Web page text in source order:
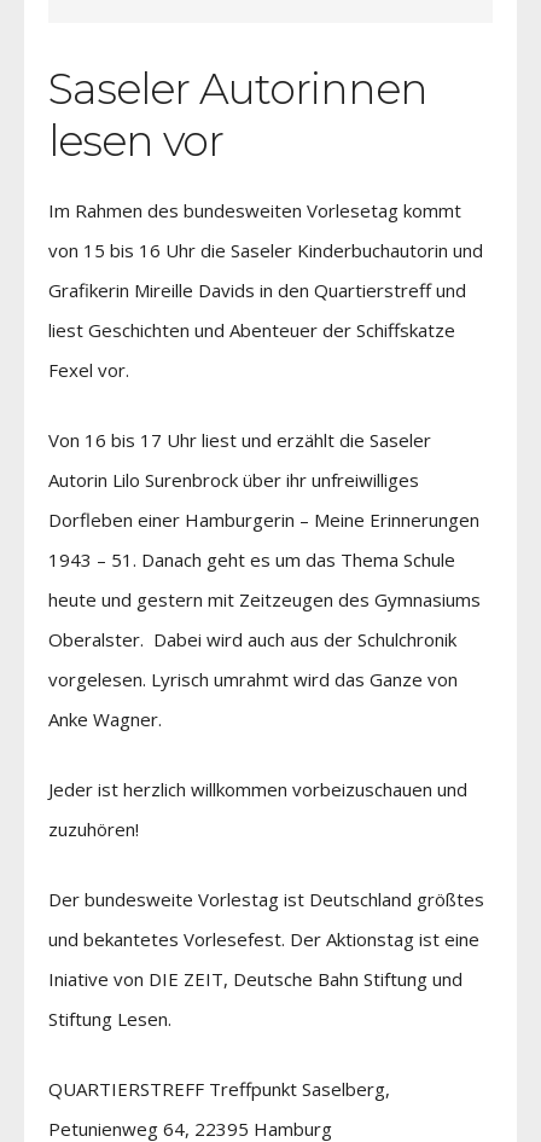
Saseler Autorinnen
lesen vor
Im Rahmen des bundesweiten Vorlesetag kommt
von 15 bis 16 Uhr die Saseler Kinderbuchautorin und
Grafikerin Mireille Davids in den Quartierstreff und
liest Geschichten und Abenteuer der Schiffskatze
Fexel vor.
Von 16 bis 17 Uhr liest und erzählt die Saseler
Autorin Lilo Surenbrock über ihr unfreiwilliges
Dorfleben einer Hamburgerin – Meine Erinnerungen
1943 – 51. Danach geht es um das Thema Schule
heute und gestern mit Zeitzeugen des Gymnasiums
Oberalster. Dabei wird auch aus der Schulchronik
vorgelesen. Lyrisch umrahmt wird das Ganze von
Anke Wagner.
Jeder ist herzlich willkommen vorbeizuschauen und
zuzuhören!
Der bundesweite Vorlestag ist Deutschland größtes
und bekantetes Vorlesefest. Der Aktionstag ist eine
Iniative von DIE ZEIT, Deutsche Bahn Stiftung und
Stiftung Lesen.
QUARTIERSTREFF Treffpunkt Saselberg,
Petunienweg 64, 22395 Hamburg